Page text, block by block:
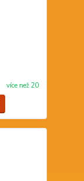
více než 20